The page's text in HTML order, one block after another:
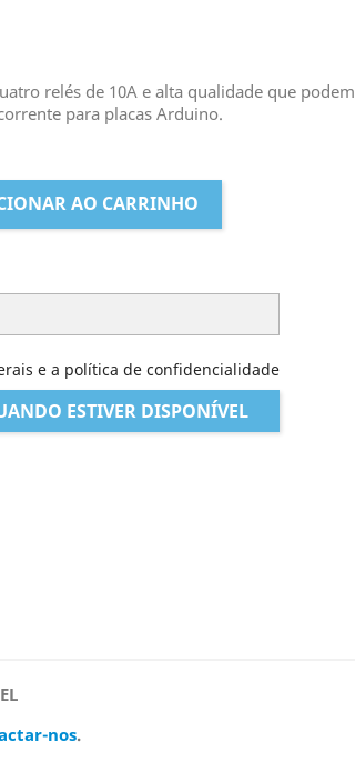
relés de 10A e alta qualidade que podem
para placas Arduino.
AO CARRINHO
e a política de confidencialidade
ESTIVER DISPONÍVEL
nos.